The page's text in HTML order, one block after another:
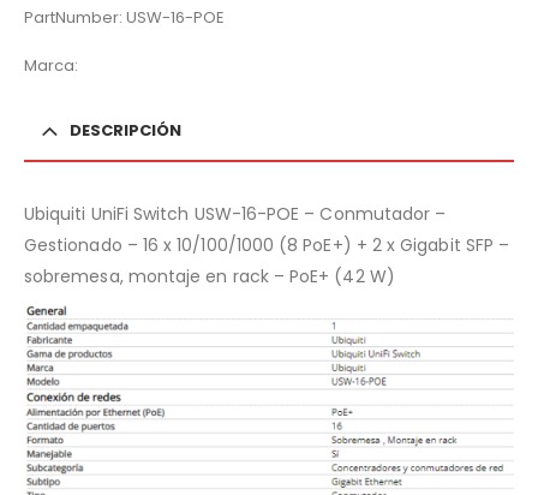
PartNumber: USW-16-POE
Marca:
DESCRIPCIÓN
Ubiquiti UniFi Switch USW-16-POE – Conmutador –
Gestionado – 16 x 10/100/1000 (8 PoE+) + 2 x Gigabit SFP –
sobremesa, montaje en rack – PoE+ (42 W)